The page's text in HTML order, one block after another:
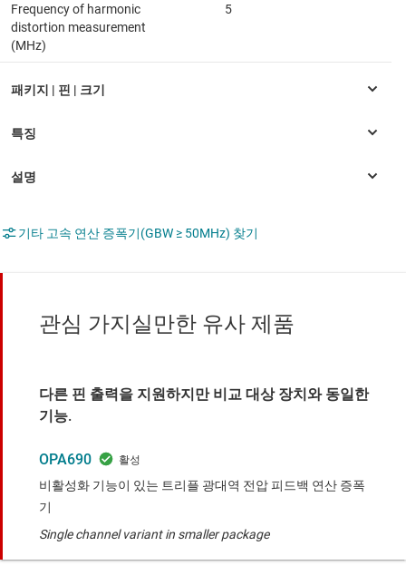
Frequency of harmonic
distortion measurement
(MHz)
5
기타 고속 연산 증폭기(GBW ≥ 50MHz) 찾기
관심 가지실만한 유사 제품
다른 핀 출력을 지원하지만 비교 대상 장치와 동일한
기능.
OPA690
비활성화 기능이 있는 트리플 광대역 전압 피드백 연산 증폭
기
Single channel variant in smaller package